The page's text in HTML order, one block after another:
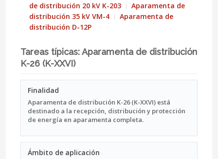
de distribución 20 kV K-203
Aparamenta de
distribución 35 kV VM-4
Aparamenta de
distribución D-12P
Tareas típicas: Aparamenta de distribución
K-26 (K-XXVI)
Finalidad
Aparamenta de distribución K-26 (K-XXVI) está
destinado a la recepción, distribución y protección
de energía en aparamenta completa.
Ámbito de aplicación